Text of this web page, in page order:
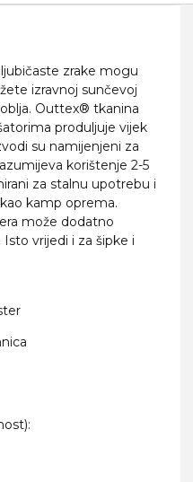
zrake mogu
izravnoj sunčevoj
Outtex® tkanina
produljuje vijek
su namijenjeni za
korištenje 2-5
za stalnu upotrebu i
kamp oprema.
može dodatno
vrijedi i za šipke i